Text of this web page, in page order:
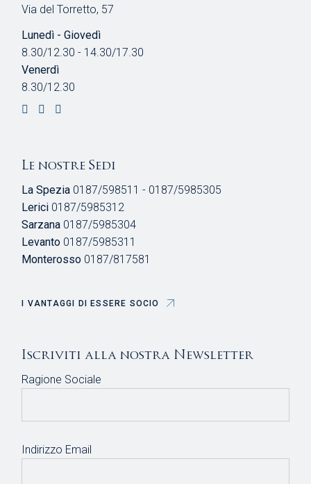
Via del Torretto, 57
Lunedì - Giovedì
8.30/12.30 - 14.30/17.30
Venerdì
8.30/12.30
Le nostre Sedi
La Spezia 0187/598511 - 0187/5985305
Lerici 0187/5985312
Sarzana 0187/5985304
Levanto 0187/5985311
Monterosso 0187/817581
I VANTAGGI DI ESSERE SOCIO
Iscriviti alla nostra Newsletter
Ragione Sociale
Indirizzo Email